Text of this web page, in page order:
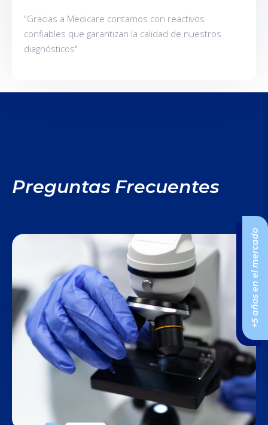
"Gracias a Medicare contamos con reactivos
confiables que garantizan la calidad de nuestros
diagnósticos"
Preguntas Frecuentes
+5 años en el mercado